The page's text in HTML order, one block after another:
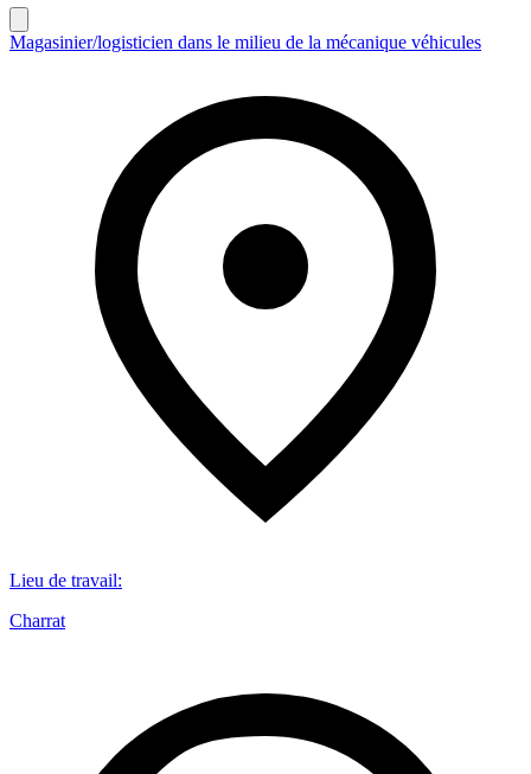
Magasinier/logisticien dans le milieu de la mécanique véhicules
Lieu de travail:
Charrat